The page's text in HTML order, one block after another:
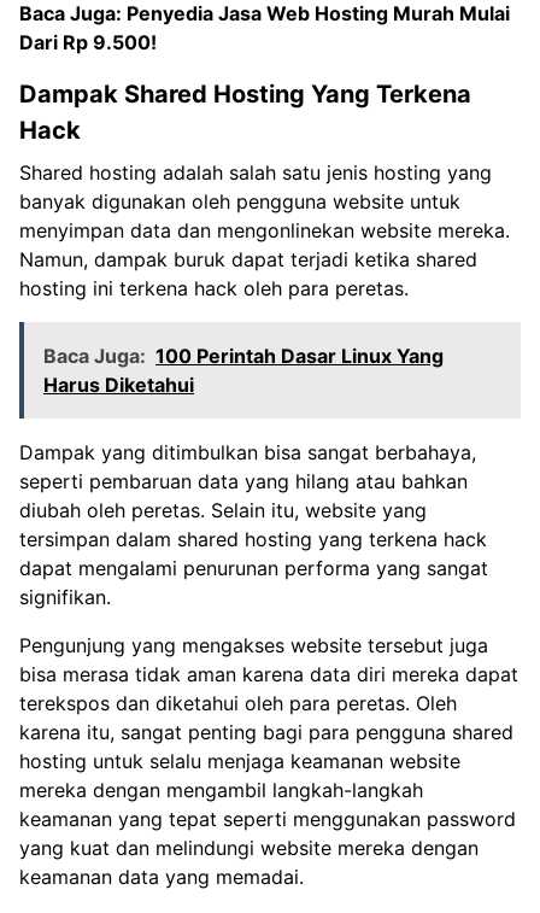
Baca Juga: Penyedia Jasa Web Hosting Murah Mulai
Dari Rp 9.500!
Dampak Shared Hosting Yang Terkena
Hack
Shared hosting adalah salah satu jenis hosting yang
banyak digunakan oleh pengguna website untuk
menyimpan data dan mengonlinekan website mereka.
Namun, dampak buruk dapat terjadi ketika shared
hosting ini terkena hack oleh para peretas.
Baca Juga: 100 Perintah Dasar Linux Yang
Harus Diketahui
Dampak yang ditimbulkan bisa sangat berbahaya,
seperti pembaruan data yang hilang atau bahkan
diubah oleh peretas. Selain itu, website yang
tersimpan dalam shared hosting yang terkena hack
dapat mengalami penurunan performa yang sangat
signifikan.
Pengunjung yang mengakses website tersebut juga
bisa merasa tidak aman karena data diri mereka dapat
terekspos dan diketahui oleh para peretas. Oleh
karena itu, sangat penting bagi para pengguna shared
hosting untuk selalu menjaga keamanan website
mereka dengan mengambil langkah-langkah
keamanan yang tepat seperti menggunakan password
yang kuat dan melindungi website mereka dengan
keamanan data yang memadai.